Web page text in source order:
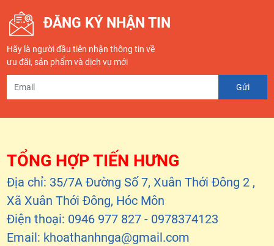
ĐĂNG KÝ NHẬN TIN
Hãy là người đầu tiên nhận thông tin về
ưu đãi, sản phẩm và dịch vụ mới
TỔNG HỢP TIẾN HƯNG
Địa chỉ: 35/7A Đường Số 7, Xuân Thới Đông 2 ,
Xã Xuân Thới Đông, Hóc Môn
Điện thoại: 0946 977 827 - 0978374123
Email: khoathanhnga@gmail.com